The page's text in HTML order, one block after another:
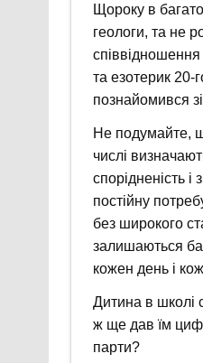
Щороку в
геологи, та не
та езотерик 20-
познайомився
Не подумайте,
числі
спорідненість
постійну
без широкого
залишаються
кожен день і
Дитина в школі
ж ще дав їм
парти?